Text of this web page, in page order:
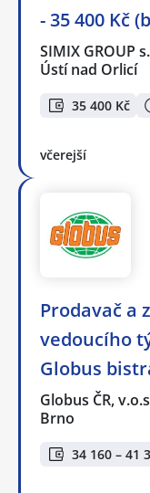
- 35 400 Kč
SIMIX GROUP
Ústí nad Orlicí
35 400 Kč
včerejší
Prodavač a
vedoucího
Globus
Globus ČR,
Brno
34 160 – 41